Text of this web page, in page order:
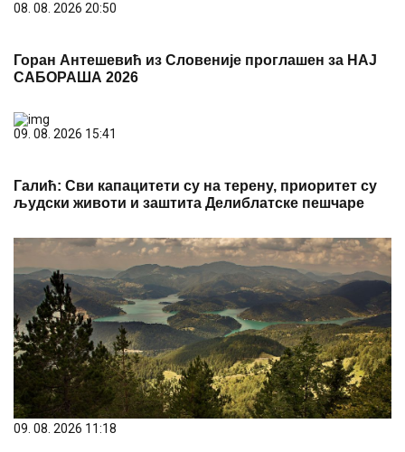
08. 08. 2026 20:50
Горан Антешевић из Словеније проглашен за НАЈ
САБОРАША 2026
09. 08. 2026 15:41
Галић: Сви капацитети су на терену, приоритет су
људски животи и заштита Делиблатске пешчаре
09. 08. 2026 11:18